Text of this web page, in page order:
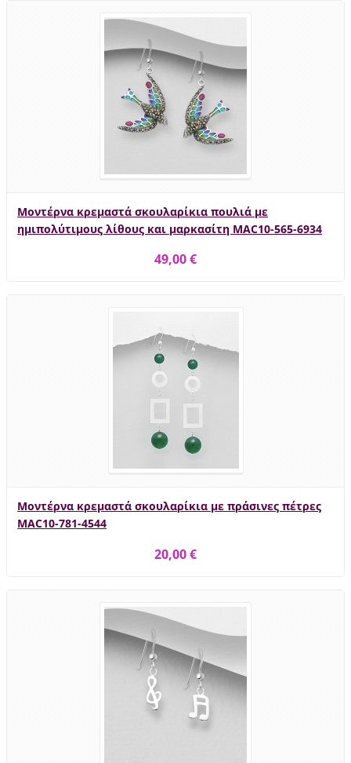
Μοντέρνα κρεμαστά σκουλαρίκια πουλιά με
ημιπολύτιμους λίθους και μαρκασίτη MAC10-565-6934
49,00 €
Μοντέρνα κρεμαστά σκουλαρίκια με πράσινες πέτρες
MAC10-781-4544
20,00 €